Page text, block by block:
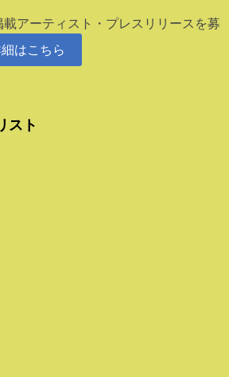
載アーティスト・プレスリリースを募
はこちら
スト